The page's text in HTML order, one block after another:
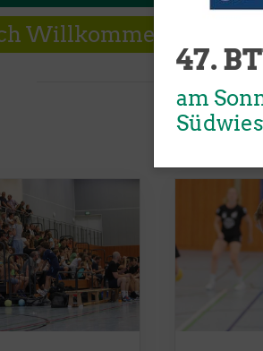
Willkommen
1879 e. V.
47.
am